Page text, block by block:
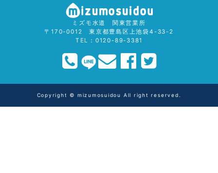
ミズモ水道 関東営業所
〒170-0012 東京都豊島区上池袋4-33-2
TEL：0120-89-3381
Copyright © mizumosuidou All right reserved.